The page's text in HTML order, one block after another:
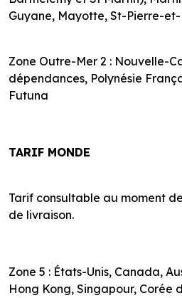
Guyane, Mayotte, St-Pierre-
Zone Outre-Mer 2 : Nouvelle-
dépendances, Polynésie
Futuna
TARIF MONDE
Tarif consultable au moment
de livraison.
Zone 5 : États-Unis, Canada,
Hong Kong, Singapour, Corée